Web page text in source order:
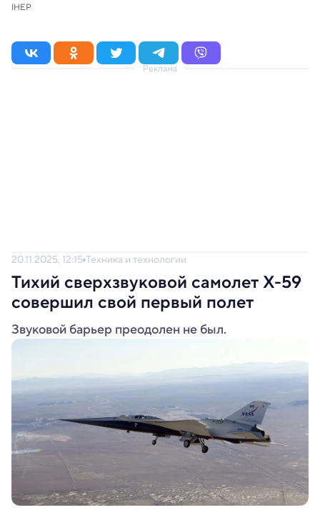
IHEP
Реклама
20.11.2025, 12:15 Техника и технологии
Тихий сверхзвуковой самолет X-59
совершил свой первый полет
Звуковой барьер преодолен не был.